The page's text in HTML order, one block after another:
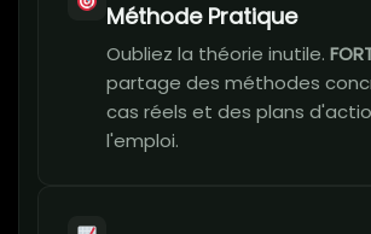
Méthode Pratique
Oubliez la théorie inutile.
partage des méthodes
cas réels et des plans
l'emploi.